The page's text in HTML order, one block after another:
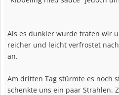
Als es dunkler wurde traten wir
reicher und leicht verfrostet
an.
Am dritten Tag stürmte es noch
schenkte uns ein paar Strahlen.